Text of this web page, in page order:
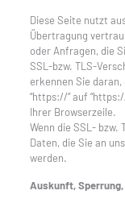
Diese Seite nutzt
Übertragung
oder Anfragen, die
SSL-bzw. TLS-
erkennen Sie daran,
“https://” auf
Ihrer Browserzeile.
Wenn die SSL-
Daten, die Sie an
werden.
Auskunft,